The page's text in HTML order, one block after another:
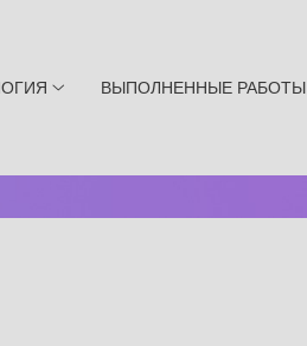
ВЫПОЛНЕННЫЕ РАБОТЫ